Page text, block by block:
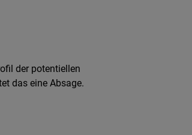
der potentiellen
das eine Absage.